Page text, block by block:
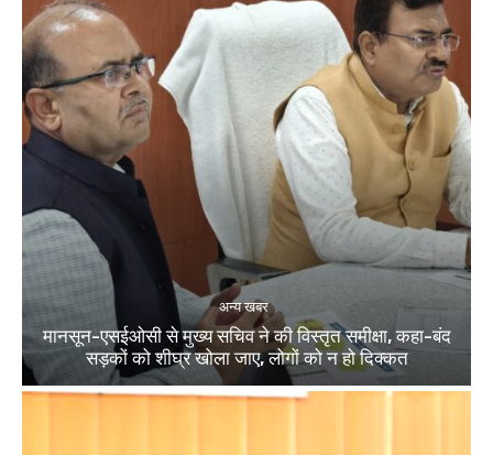
अन्य खबर
मानसून-एसईओसी से मुख्य सचिव ने की विस्तृत समीक्षा, कहा-बंद
सड़कों को शीघ्र खोला जाए, लोगों को न हो दिक्कत